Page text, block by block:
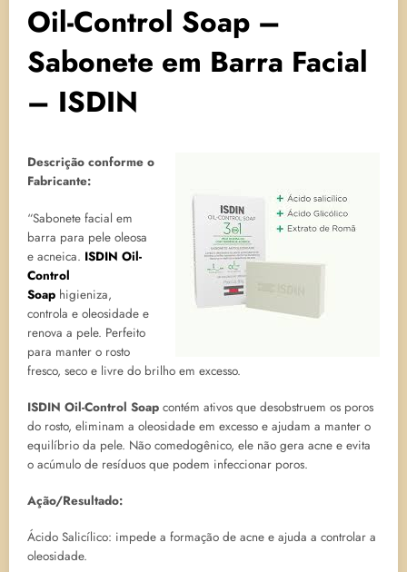
Oil-Control Soap –
Sabonete em Barra Facial
– ISDIN
Descrição conforme o
Fabricante:
“Sabonete facial em
barra para pele oleosa
e acneica. ISDIN Oil-
Control
Soap higieniza,
controla e oleosidade e
renova a pele. Perfeito
para manter o rosto
fresco, seco e livre do brilho em excesso.
ISDIN Oil-Control Soap contém ativos que desobstruem os poros
do rosto, eliminam a oleosidade em excesso e ajudam a manter o
equilíbrio da pele. Não comedogênico, ele não gera acne e evita
o acúmulo de resíduos que podem infeccionar poros.
Ação/Resultado:
Ácido Salicílico: impede a formação de acne e ajuda a controlar a
oleosidade.